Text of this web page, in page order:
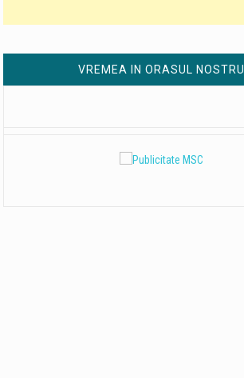
VREMEA IN ORASUL NOSTRU